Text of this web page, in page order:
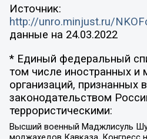
Источник:
http://unro.minjust.ru/
данные на 24.03.2022
* Единый федеральный
том числе иностранных
организаций, признанных
законодательством
террористическими:
Высший военный Маджлисуль